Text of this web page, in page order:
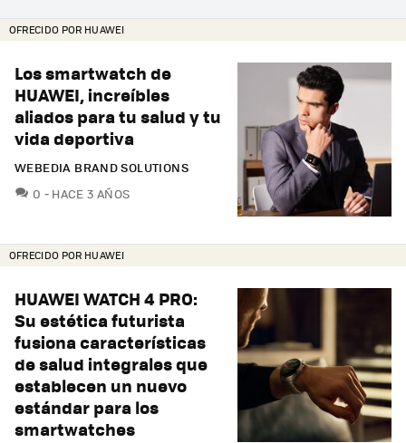
OFRECIDO POR HUAWEI
Los smartwatch de
HUAWEI, increíbles
aliados para tu salud y tu
vida deportiva
WEBEDIA BRAND SOLUTIONS
0 COMENTARIOS
HACE 3 AÑOS
OFRECIDO POR HUAWEI
HUAWEI WATCH 4 PRO:
Su estética futurista
fusiona características
de salud integrales que
establecen un nuevo
estándar para los
smartwatches